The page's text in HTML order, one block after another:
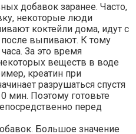
добавок заранее. Часто,
некоторые люди
коктейли дома, идут с
после выпивают. К тому
За это время
веществ в воде
креатин при
разрушаться спустя
мин. Поэтому готовьте
перед
Большое значение